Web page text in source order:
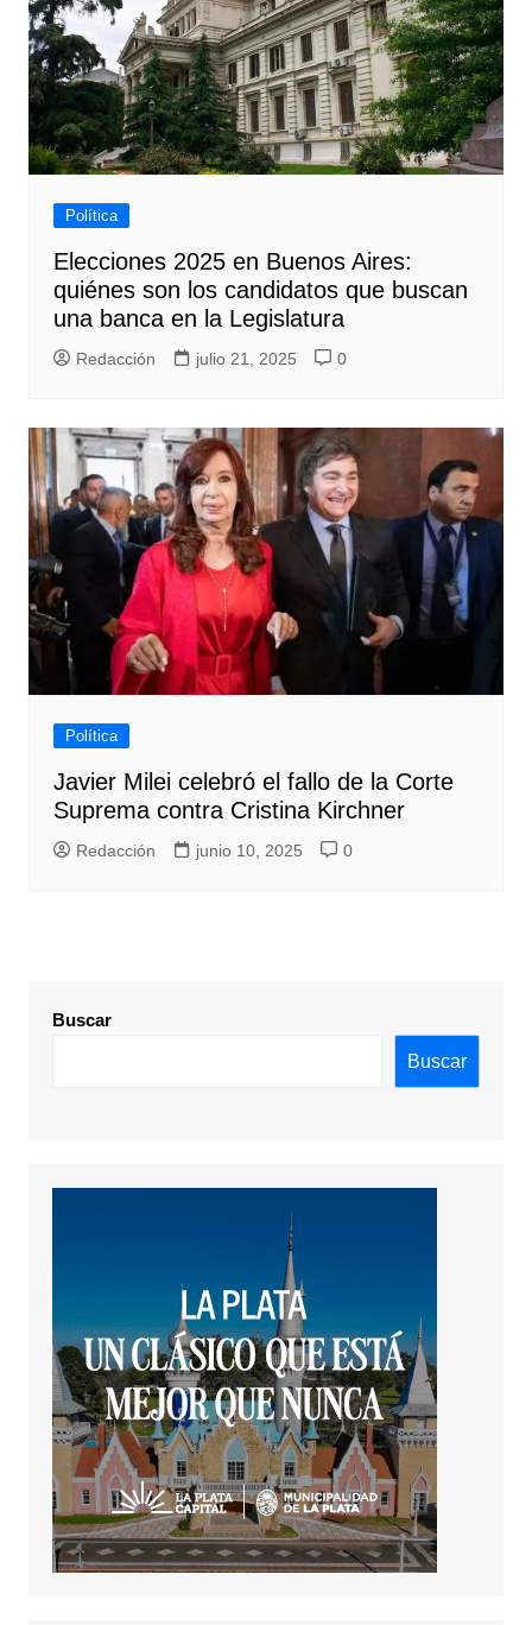
Política
Elecciones 2025 en Buenos Aires:
quiénes son los candidatos que buscan
una banca en la Legislatura
Redacción julio 21, 2025 0
Política
Javier Milei celebró el fallo de la Corte
Suprema contra Cristina Kirchner
Redacción junio 10, 2025 0
Buscar
Buscar